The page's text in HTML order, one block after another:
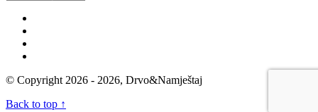
© Copyright 2026 - 2026, Drvo&Namještaj
Back to top ↑